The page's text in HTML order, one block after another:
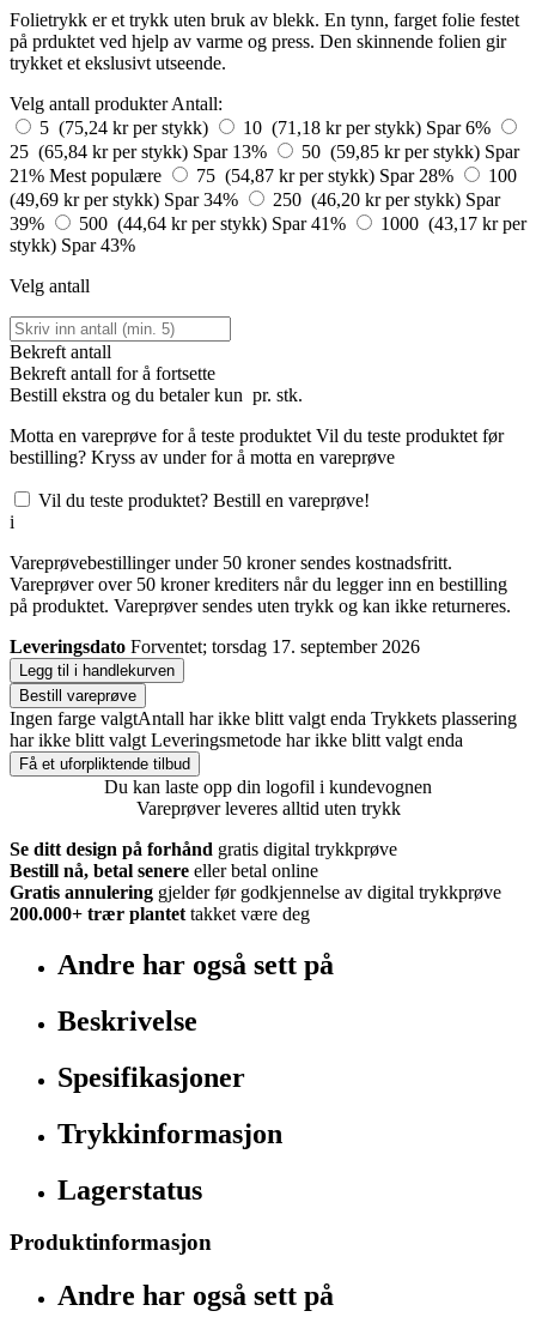
Folietrykk er et trykk uten bruk av blekk. En tynn, farget folie festet
på prduktet ved hjelp av varme og press. Den skinnende folien gir
trykket et ekslusivt utseende.
Velg antall produkter Antall:
5 (75,24 kr per stykk)
10 (71,18 kr per stykk) Spar 6%
25 (65,84 kr per stykk) Spar 13% 50 (59,85 kr per stykk) Spar
21% Mest populære 75 (54,87 kr per stykk) Spar 28%
100
(49,69 kr per stykk) Spar 34% 250 (46,20 kr per stykk) Spar
39%
500 (44,64 kr per stykk) Spar 41%
1000 (43,17 kr per
stykk) Spar 43%
Velg antall
Bekreft antall
Bekreft antall for å fortsette
Bestill ekstra og du betaler kun pr. stk.
Motta en vareprøve for å teste produktet Vil du teste produktet før
bestilling? Kryss av under for å motta en vareprøve
Vil du teste produktet? Bestill en vareprøve!
i
Vareprøvebestillinger under 50 kroner sendes kostnadsfritt.
Vareprøver over 50 kroner krediters når du legger inn en bestilling
på produktet. Vareprøver sendes uten trykk og kan ikke returneres.
Leveringsdato Forventet; torsdag 17. september 2026
Legg til i handlekurven
Bestill vareprøve
Ingen farge valgtAntall har ikke blitt valgt enda Trykkets plassering
har ikke blitt valgt Leveringsmetode har ikke blitt valgt enda
Få et uforpliktende tilbud
Du kan laste opp din logofil i kundevognen
Vareprøver leveres alltid uten trykk
Se ditt design på forhånd gratis digital trykkprøve
Bestill nå, betal senere eller betal online
Gratis annulering gjelder før godkjennelse av digital trykkprøve
200.000+ trær plantet takket være deg
Andre har også sett på
Beskrivelse
Spesifikasjoner
Trykkinformasjon
Lagerstatus
Produktinformasjon
Andre har også sett på